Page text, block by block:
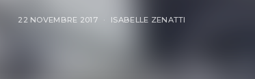
22 NOVEMBRE 2017 ISABELLE ZENATTI